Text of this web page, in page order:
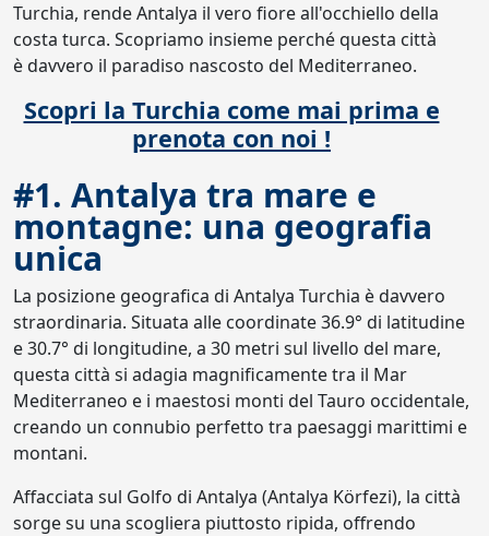
Turchia, rende Antalya il vero fiore all'occhiello della
costa turca. Scopriamo insieme perché questa città
è davvero il paradiso nascosto del Mediterraneo.
Scopri la Turchia come mai prima e
prenota con noi !
#1. Antalya tra mare e
montagne: una geografia
unica
La posizione geografica di Antalya Turchia è davvero
straordinaria. Situata alle coordinate 36.9° di latitudine
e 30.7° di longitudine, a 30 metri sul livello del mare,
questa città si adagia magnificamente tra il Mar
Mediterraneo e i maestosi monti del Tauro occidentale,
creando un connubio perfetto tra paesaggi marittimi e
montani.
Affacciata sul Golfo di Antalya (Antalya Körfezi), la città
sorge su una scogliera piuttosto ripida, offrendo